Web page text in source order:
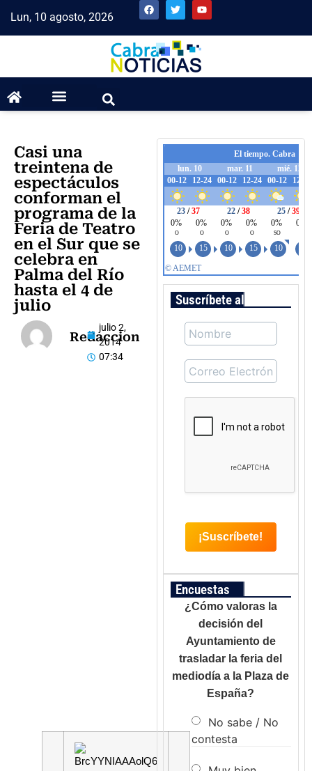
Lun, 10 agosto, 2026
Casi una
treintena de
espectáculos
conforman el
programa de la
Feria de Teatro
en el Sur que se
celebra en
Palma del Río
hasta el 4 de
julio
Redaccion
julio 2,
2014
07:34
Suscríbete al boletín
Encuestas
¿Cómo valoras la
decisión del
Ayuntamiento de
trasladar la feria del
mediodía a la Plaza de
España?
No sabe / No
contesta